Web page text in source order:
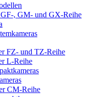
, GM- und GX-Reihe
FZ- und TZ-Reihe
L-Reihe
CM-Reihe